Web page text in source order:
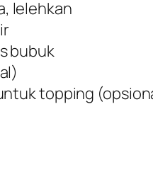
lelehkan
bubuk
topping